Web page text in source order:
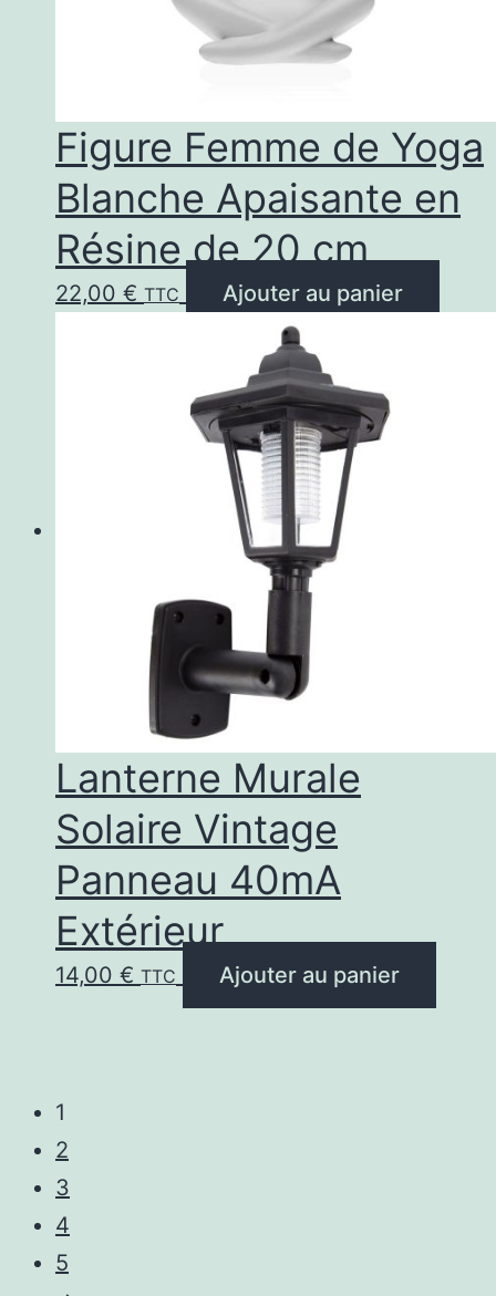
Figure Femme de Yoga
Blanche Apaisante en
Résine de 20 cm
22,00 € TTC Ajouter au panier
Lanterne Murale
Solaire Vintage
Panneau 40mA
Extérieur
14,00 € TTC Ajouter au panier
1
2
3
4
5